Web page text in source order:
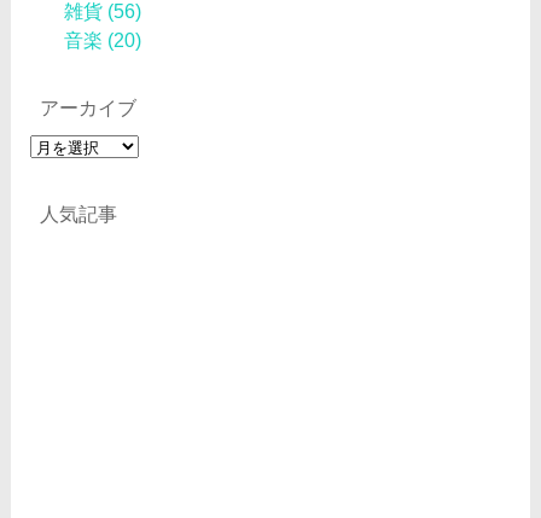
雑貨 (56)
音楽 (20)
アーカイブ
ア
人気記事